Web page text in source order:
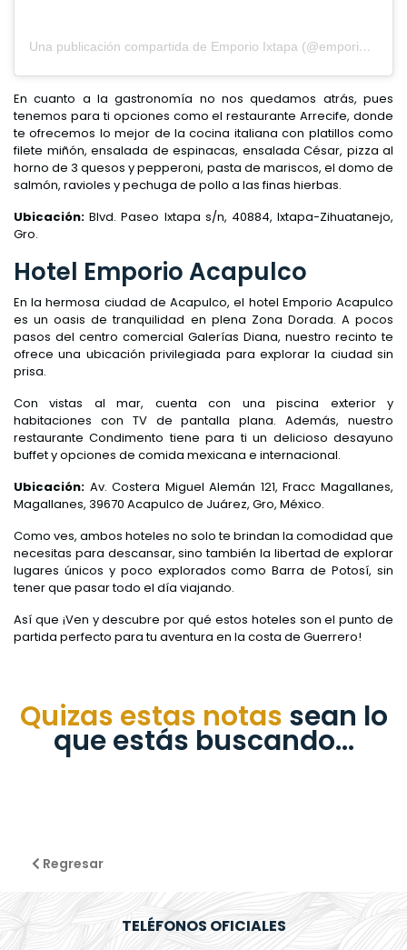
Una publicación compartida de Emporio Ixtapa (@emporioixtapa)
En cuanto a la gastronomía no nos quedamos atrás, pues
tenemos para ti opciones como el restaurante Arrecife, donde
te ofrecemos lo mejor de la cocina italiana con platillos como
filete miñón, ensalada de espinacas, ensalada César, pizza al
horno de 3 quesos y pepperoni, pasta de mariscos, el domo de
salmón, ravioles y pechuga de pollo a las finas hierbas.
Ubicación: Blvd. Paseo Ixtapa s/n, 40884, Ixtapa-Zihuatanejo,
Gro.
Hotel Emporio Acapulco
En la hermosa ciudad de Acapulco, el hotel Emporio Acapulco
es un oasis de tranquilidad en plena Zona Dorada. A pocos
pasos del centro comercial Galerías Diana, nuestro recinto te
ofrece una ubicación privilegiada para explorar la ciudad sin
prisa.
Con vistas al mar, cuenta con una piscina exterior y
habitaciones con TV de pantalla plana. Además, nuestro
restaurante Condimento tiene para ti un delicioso desayuno
buffet y opciones de comida mexicana e internacional.
Ubicación: Av. Costera Miguel Alemán 121, Fracc Magallanes,
Magallanes, 39670 Acapulco de Juárez, Gro, México.
Como ves, ambos hoteles no solo te brindan la comodidad que
necesitas para descansar, sino también la libertad de explorar
lugares únicos y poco explorados como Barra de Potosí, sin
tener que pasar todo el día viajando.
Así que ¡Ven y descubre por qué estos hoteles son el punto de
partida perfecto para tu aventura en la costa de Guerrero!
Quizas estas notas sean lo
que estás buscando...
Regresar
TELÉFONOS OFICIALES